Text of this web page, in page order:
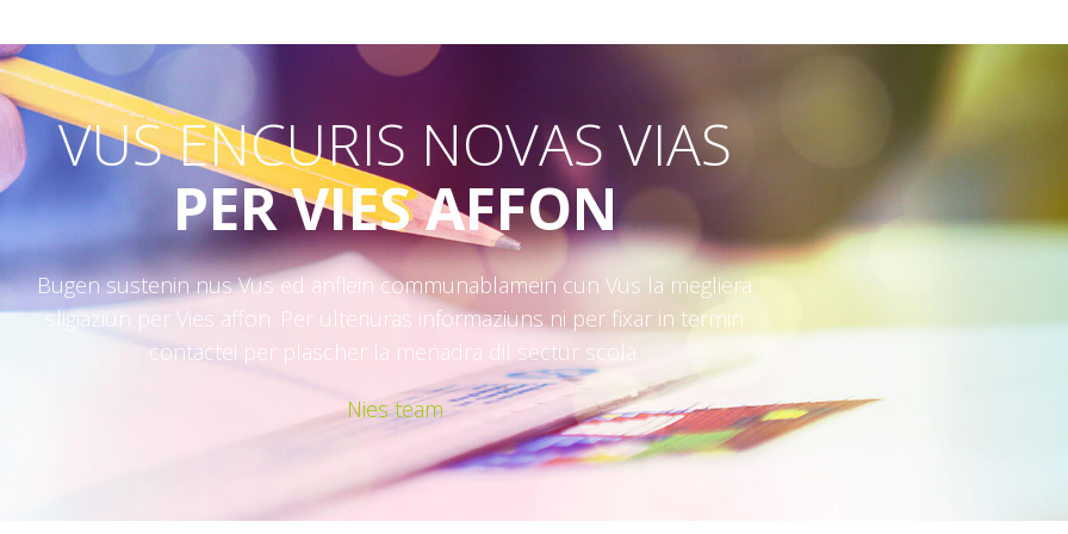
VUS ENCURIS NOVAS VIAS
PER VIES AFFON
Bugen sustenin nus Vus ed anflein communablamein cun Vus la megliera
sligiaziun per Vies affon. Per ulteriuras informaziuns ni per fixar in termin
contactei per plascher la menadra dil sectur scola.
Nies team